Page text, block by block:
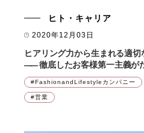
ヒト・キャリア
2020年12月03日
ヒアリング力から生まれる適切
―― 徹底したお客様第一主義が
FashionandLifestyleカンパニー
営業